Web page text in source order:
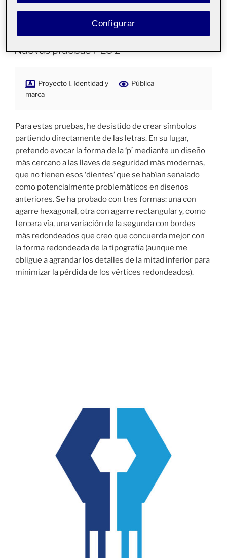
PUBLICADO
25 MARZO, 2020
Nuevas pruebas PEC 2
Proyecto I. Identidad y
marca
Pública
Para estas pruebas, he desistido de crear símbolos
partiendo directamente de las letras. En su lugar,
pretendo evocar la forma de la ‘p’ mediante un diseño
más cercano a las llaves de seguridad más modernas,
que no tienen esos ‘dientes’ que se habían señalado
como potencialmente problemáticos en diseños
anteriores. Se ha probado con tres formas: una con
agarre hexagonal, otra con agarre rectangular y, como
tercera vía, una variación de la segunda con bordes
más redondeados que creo que concuerda mejor con
la forma redondeada de la tipografía (aunque me
obligue a agrandar los detalles de la mitad inferior para
minimizar la pérdida de los vértices redondeados).
Configurar